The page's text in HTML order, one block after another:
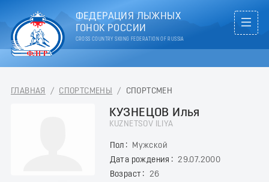
ФЕДЕРАЦИЯ ЛЫЖНЫХ
ГОНОК РОССИИ
CROSS COUNTRY SKIING FEDERATION OF RUSSIA
ГЛАВНАЯ / СПОРТСМЕНЫ / СПОРТСМЕН
КУЗНЕЦОВ Илья
KUZNETSOV ILIYA
Пол
Мужской
Дата рождения
29.07.2000
Возраст
26